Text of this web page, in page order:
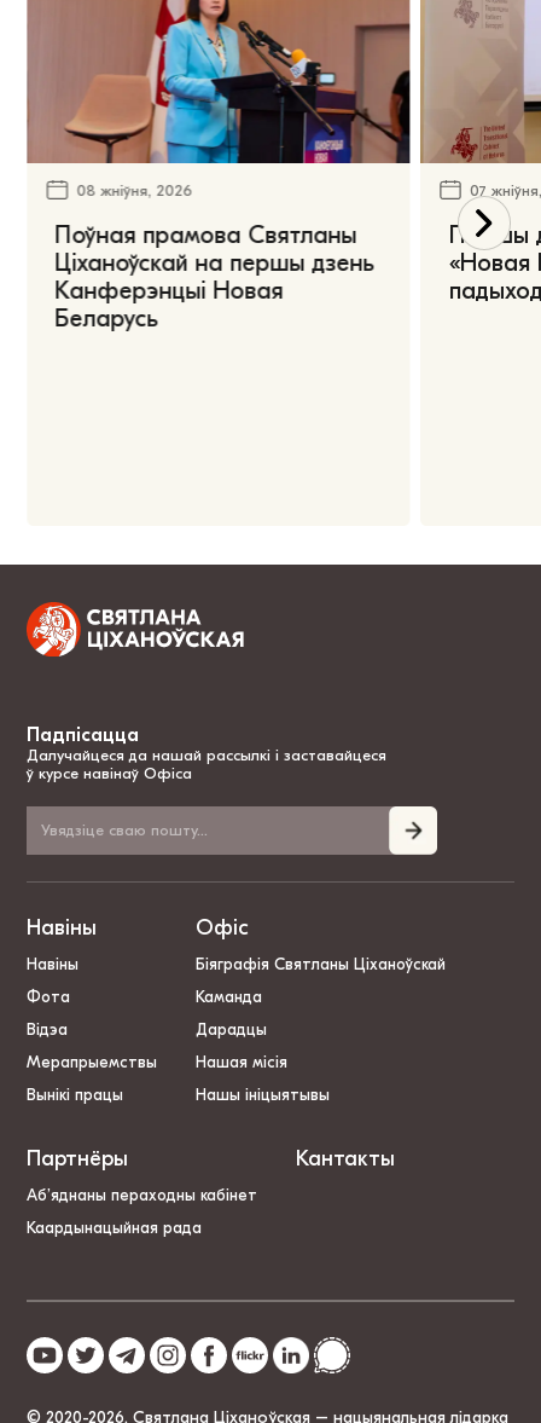
08 жніўня, 2026
Поўная прамова Святланы
Ціханоўскай на першы дзень
Канферэнцыі Новая
Беларусь
07
Першы
«Новая
Падпісацца
Далучайцеся да нашай рассылкі і заставайцеся
ў курсе навінаў Офіса
Навіны
Навіны
Фота
Відэа
Мерапрыемствы
Вынікі працы
Офіс
Біяграфія Святланы Ціханоўскай
Каманда
Дарадцы
Нашая місія
Нашы ініцыятывы
Партнёры
Аб’яднаны пераходны кабінет
Каардынацыйная рада
Кантакты
© 2020-2026, Святлана Ціханоўская – нацыянальная лідарка